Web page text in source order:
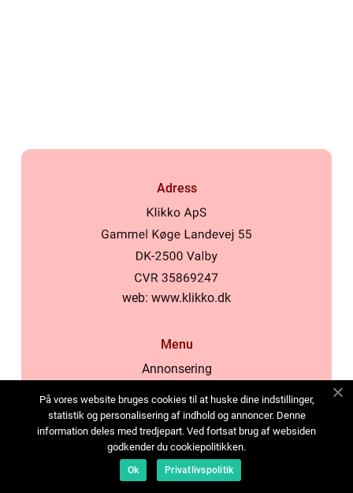
Adress
web: www.klikko.dk
Menu
Annonsering
Cookies
Kontakta oss
Sitemap
På vores website bruges cookies til at huske dine indstillinger,
statistik og personalisering af indhold og annoncer. Denne
information deles med tredjepart. Ved fortsat brug af websiden
godkender du cookiepolitikken.
Ok Privatlivspolitik